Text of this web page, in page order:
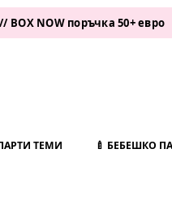
поръчка 50+ евро •
ТЕМИ 🍼 БЕБЕШКО